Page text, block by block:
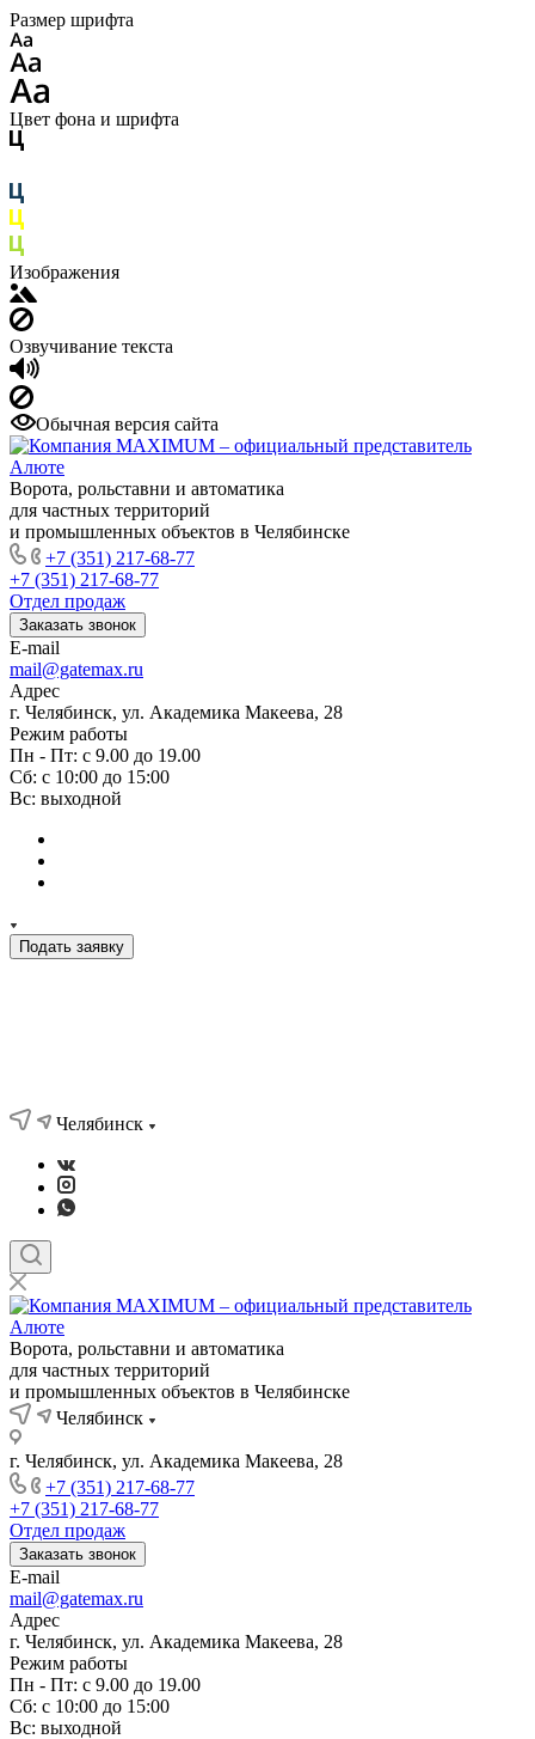
Размер шрифта
Цвет фона и шрифта
Изображения
Озвучивание текста
Обычная версия сайта
Ворота, рольставни и автоматика
для частных территорий
и промышленных объектов в Челябинске
+7 (351) 217-68-77
+7 (351) 217-68-77
Отдел продаж
Заказать звонок
E-mail
mail@gatemax.ru
Адрес
г. Челябинск, ул. Академика Макеева, 28
Режим работы
Пн - Пт: с 9.00 до 19.00
Сб: с 10:00 до 15:00
Вс: выходной
Подать заявку
Челябинск
Ворота, рольставни и автоматика
для частных территорий
и промышленных объектов в Челябинске
Челябинск
г. Челябинск, ул. Академика Макеева, 28
+7 (351) 217-68-77
+7 (351) 217-68-77
Отдел продаж
Заказать звонок
E-mail
mail@gatemax.ru
Адрес
г. Челябинск, ул. Академика Макеева, 28
Режим работы
Пн - Пт: с 9.00 до 19.00
Сб: с 10:00 до 15:00
Вс: выходной